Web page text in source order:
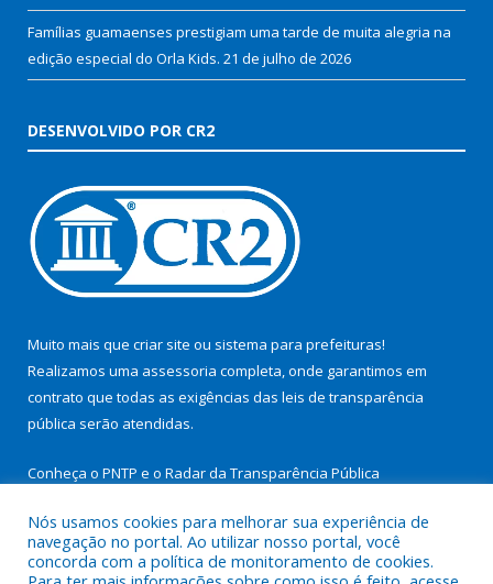
Famílias guamaenses prestigiam uma tarde de muita alegria na
edição especial do Orla Kids. 21 de julho de 2026
DESENVOLVIDO POR CR2
Muito mais que criar site ou sistema para prefeituras!
Realizamos uma assessoria completa, onde garantimos em
contrato que todas as exigências das leis de transparência
pública serão atendidas.
Conheça o PNTP e o Radar da Transparência Pública
Nós usamos cookies para melhorar sua experiência de
navegação no portal. Ao utilizar nosso portal, você
concorda com a política de monitoramento de cookies.